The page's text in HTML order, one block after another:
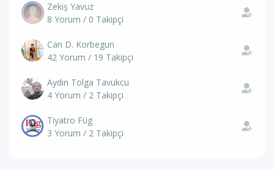
Zekiş Yavuz
8 Yorum / 0 Takipçi
Can D. Korbegun
42 Yorum / 19 Takipçi
Aydın Tolga Tavukcu
4 Yorum / 2 Takipçi
Tiyatro Füg
3 Yorum / 2 Takipçi